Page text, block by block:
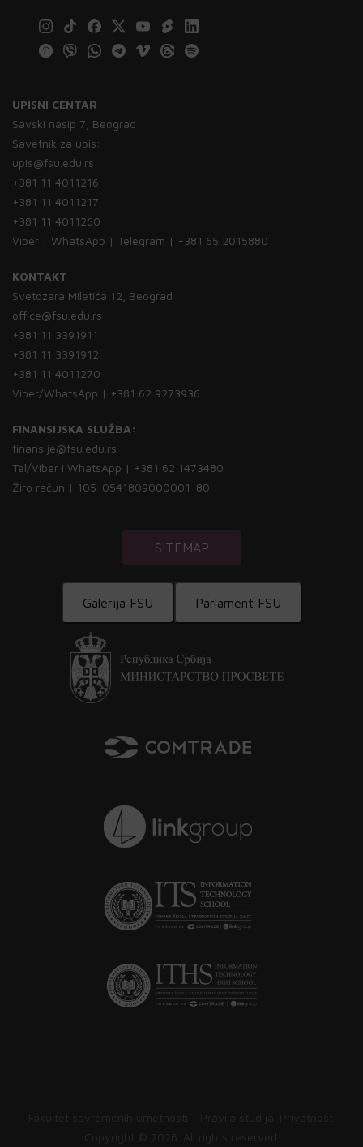
UPISNI CENTAR
Savski nasip 7, Beograd
Savetnik za upis:
upis@fsu.edu.rs
+381 11 4011216
+381 11 4011217
+381 11 4011260
Viber | WhatsApp | Telegram | +381 65 2015880
KONTAKT
Svetozara Miletića 12, Beograd
office@fsu.edu.rs
+381 11 3391911
+381 11 3391912
+381 11 4011270
Viber/WhatsApp | +381 62 9273936
FINANSIJSKA SLUŽBA:
finansije@fsu.edu.rs
Tel/Viber i WhatsApp | +381 62 1473480
Žiro račun | 105-0541809000001-80
SITEMAP
Galerija FSU Parlament FSU